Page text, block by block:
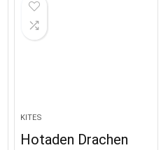
KITES
Hotaden Drachen